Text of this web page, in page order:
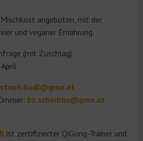
angeboten, mit der
und veganer Ernährung.
(mit Zuschlag).
bz.scheibbs@gmx.at
ist zertifizierter QiGong-Trainer und